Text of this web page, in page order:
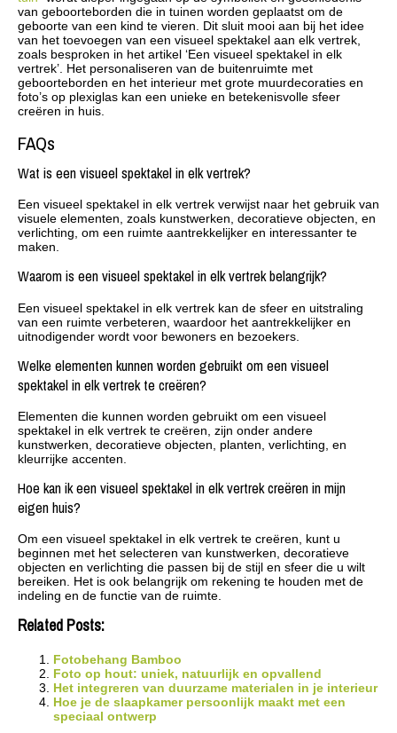
van geboorteborden die in tuinen worden geplaatst om de
geboorte van een kind te vieren. Dit sluit mooi aan bij het idee
van het toevoegen van een visueel spektakel aan elk vertrek,
zoals besproken in het artikel ‘Een visueel spektakel in elk
vertrek’. Het personaliseren van de buitenruimte met
geboorteborden en het interieur met grote muurdecoraties en
foto’s op plexiglas kan een unieke en betekenisvolle sfeer
creëren in huis.
FAQs
Wat is een visueel spektakel in elk vertrek?
Een visueel spektakel in elk vertrek verwijst naar het gebruik van
visuele elementen, zoals kunstwerken, decoratieve objecten, en
verlichting, om een ruimte aantrekkelijker en interessanter te
maken.
Waarom is een visueel spektakel in elk vertrek belangrijk?
Een visueel spektakel in elk vertrek kan de sfeer en uitstraling
van een ruimte verbeteren, waardoor het aantrekkelijker en
uitnodigender wordt voor bewoners en bezoekers.
Welke elementen kunnen worden gebruikt om een visueel
spektakel in elk vertrek te creëren?
Elementen die kunnen worden gebruikt om een visueel
spektakel in elk vertrek te creëren, zijn onder andere
kunstwerken, decoratieve objecten, planten, verlichting, en
kleurrijke accenten.
Hoe kan ik een visueel spektakel in elk vertrek creëren in mijn
eigen huis?
Om een visueel spektakel in elk vertrek te creëren, kunt u
beginnen met het selecteren van kunstwerken, decoratieve
objecten en verlichting die passen bij de stijl en sfeer die u wilt
bereiken. Het is ook belangrijk om rekening te houden met de
indeling en de functie van de ruimte.
Related Posts:
Fotobehang Bamboo
Foto op hout: uniek, natuurlijk en opvallend
Het integreren van duurzame materialen in je interieur
Hoe je de slaapkamer persoonlijk maakt met een
speciaal ontwerp